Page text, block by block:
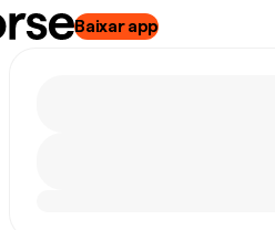
Baixar app